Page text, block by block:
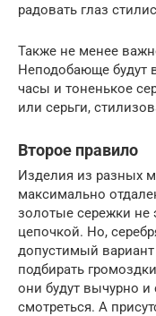
радовать глаз
Также не менее
Неподобающе будут
часы и тоненькое
или серьги,
Второе правило
Изделия из разных
максимально
золотые сережки не
цепочкой. Но,
допустимый
подбирать
они будут вычурно
смотреться. А